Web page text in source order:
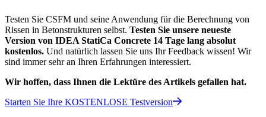
Testen Sie CSFM und seine Anwendung für die Berechnung von
Rissen in Betonstrukturen selbst. Testen Sie unsere neueste
Version von IDEA StatiCa Concrete 14 Tage lang absolut
kostenlos. Und natürlich lassen Sie uns Ihr Feedback wissen! Wir
sind immer sehr an Ihren Erfahrungen interessiert.
Wir hoffen, dass Ihnen die Lektüre des Artikels gefallen hat.
Starten Sie Ihre KOSTENLOSE Testversion